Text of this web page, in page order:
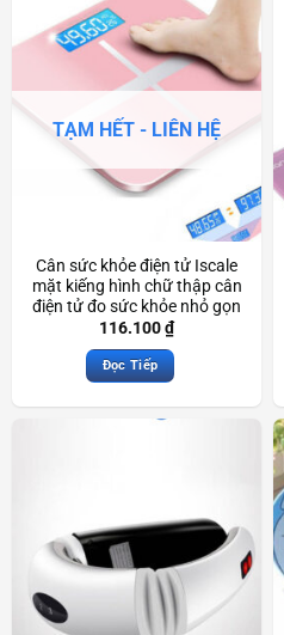
TẠM HẾT - LIÊN HỆ
Cân sức khỏe điện tử Iscale
mặt kiếng hình chữ thập cân
điện tử đo sức khỏe nhỏ gọn
độ chính xác cao Scd3089
116.100₫
Đọc Tiếp